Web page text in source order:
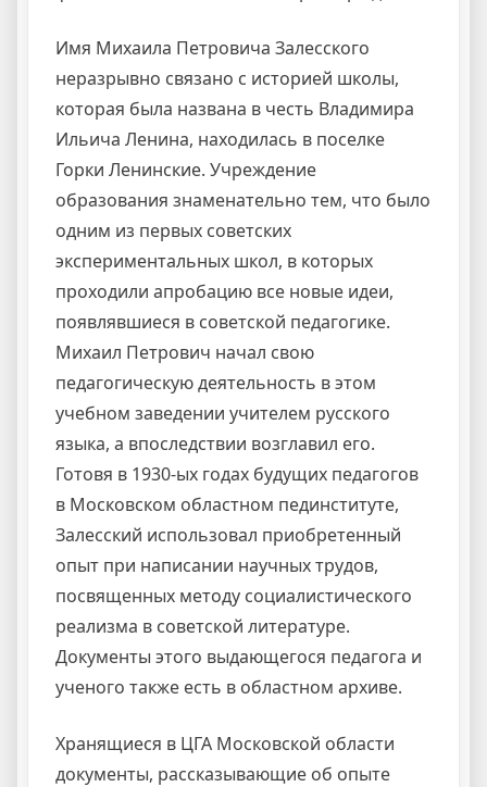
Имя Михаила Петровича Залесского
неразрывно связано с историей школы,
которая была названа в честь Владимира
Ильича Ленина, находилась в поселке
Горки Ленинские. Учреждение
образования знаменательно тем, что было
одним из первых советских
экспериментальных школ, в которых
проходили апробацию все новые идеи,
появлявшиеся в советской педагогике.
Михаил Петрович начал свою
педагогическую деятельность в этом
учебном заведении учителем русского
языка, а впоследствии возглавил его.
Готовя в 1930-ых годах будущих педагогов
в Московском областном пединституте,
Залесский использовал приобретенный
опыт при написании научных трудов,
посвященных методу социалистического
реализма в советской литературе.
Документы этого выдающегося педагога и
ученого также есть в областном архиве.
Хранящиеся в ЦГА Московской области
документы, рассказывающие об опыте